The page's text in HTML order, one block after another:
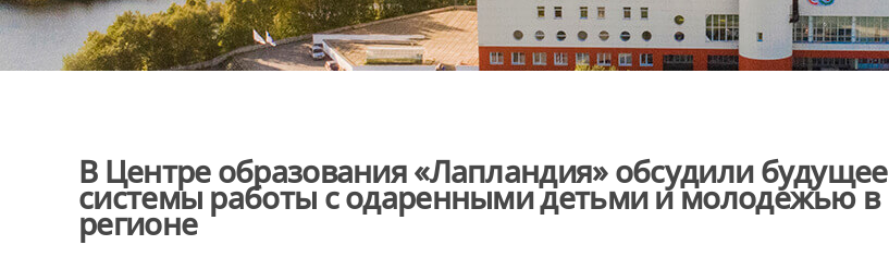
В Центре образования «Лапландия» обсудили будущее
системы работы с одаренными детьми и молодежью в
регионе